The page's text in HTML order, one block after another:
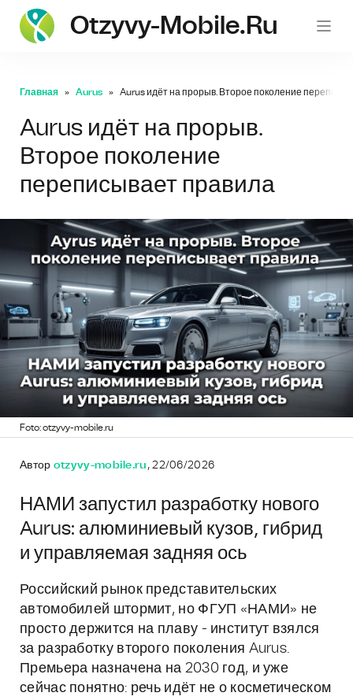
Otzyvy-Mobile.ru
Главная Aurus Aurus идёт на прорыв. Второе поколение
Aurus идёт на прорыв.
Второе поколение
переписывает правила
Foto: otzyvy-mobile.ru
Автор otzyvy-mobile.ru , 22/06/2026
НАМИ запустил разработку нового
Aurus: алюминиевый кузов, гибрид
и управляемая задняя ось
Российский рынок представительских
автомобилей штормит, но ФГУП «НАМИ» не
просто держится на плаву - институт взялся
за разработку второго поколения Aurus.
Премьера назначена на 2030 год, и уже
сейчас понятно: речь идёт не о косметическом